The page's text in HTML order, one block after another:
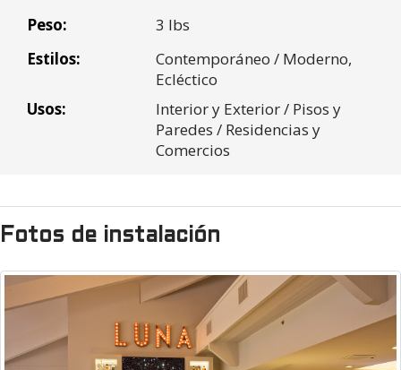
* Los numeros son redondeados a los mosaicos o cajas mas
* Los números están redondeados al pie cuadrado o caja más
Subtotal:
$0.00
Impuesto
$0.00
Costo Envio:
$0.00
$0.00
Peso:
3 lbs
Estilos:
Contemporáneo / Moderno,
Ecléctico
Usos:
Interior y Exterior / Pisos y
Paredes / Residencias y
Comercios
Fotos de instalación